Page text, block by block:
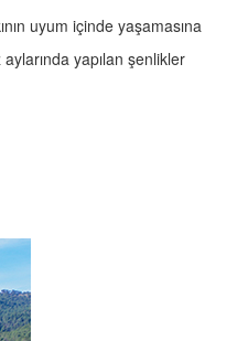
uyum içinde yaşamasına
yapılan şenlikler